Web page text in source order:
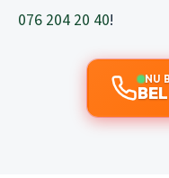
076 204 20 40!
NU